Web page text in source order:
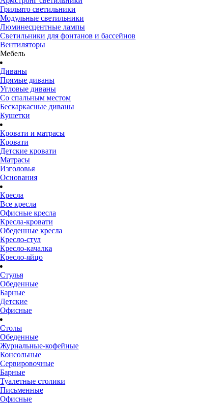
Грильято светильники
Модульные светильники
Люминесцентные лампы
Светильники для фонтанов и бассейнов
Вентиляторы
Мебель
Диваны
Прямые диваны
Угловые диваны
Со спальным местом
Бескаркасные диваны
Кушетки
Кровати и матрасы
Кровати
Детские кровати
Матрасы
Изголовья
Основания
Кресла
Все кресла
Офисные кресла
Кресла-кровати
Обеденные кресла
Кресло-стул
Кресло-качалка
Кресло-яйцо
Стулья
Обеденные
Барные
Детские
Офисные
Столы
Обеденные
Журнальные-кофейные
Консольные
Сервировочные
Барные
Туалетные столики
Письменные
Офисные